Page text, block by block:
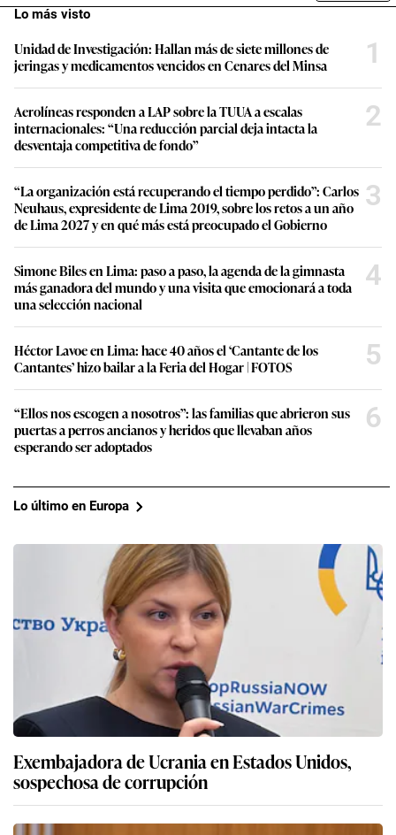
Lo más visto
Unidad de Investigación: Hallan más de siete millones de
jeringas y medicamentos vencidos en Cenares del Minsa
1
Aerolíneas responden a LAP sobre la TUUA a escalas
internacionales: “Una reducción parcial deja intacta la
desventaja competitiva de fondo”
2
“La organización está recuperando el tiempo perdido”: Carlos
Neuhaus, expresidente de Lima 2019, sobre los retos a un año
de Lima 2027 y en qué más está preocupado el Gobierno
3
Simone Biles en Lima: paso a paso, la agenda de la gimnasta
más ganadora del mundo y una visita que emocionará a toda
una selección nacional
4
Héctor Lavoe en Lima: hace 40 años el ‘Cantante de los
Cantantes’ hizo bailar a la Feria del Hogar | FOTOS
5
“Ellos nos escogen a nosotros”: las familias que abrieron sus
puertas a perros ancianos y heridos que llevaban años
esperando ser adoptados
6
Lo último en Europa
Exembajadora de Ucrania en Estados Unidos,
sospechosa de corrupción